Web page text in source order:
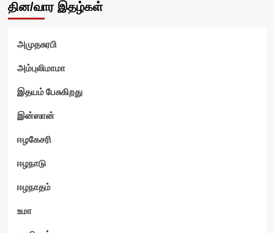
தின/வார இதழ்கள்
அமுதசுரபி
அம்புலிமாமா
இதயம் பேசுகிறது
இன்ஸான்
ஈழகேசரி
ஈழநாடு
ஈழநாதம்
உமா